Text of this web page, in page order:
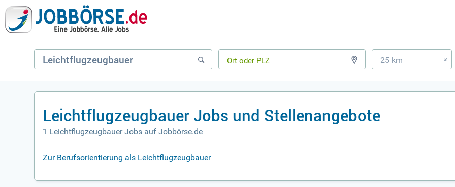
25 km »
Leichtflugzeugbauer Jobs und Stellenangebote
1 Leichtflugzeugbauer Jobs auf Jobbörse.de
Zur Berufsorientierung als Leichtflugzeugbauer